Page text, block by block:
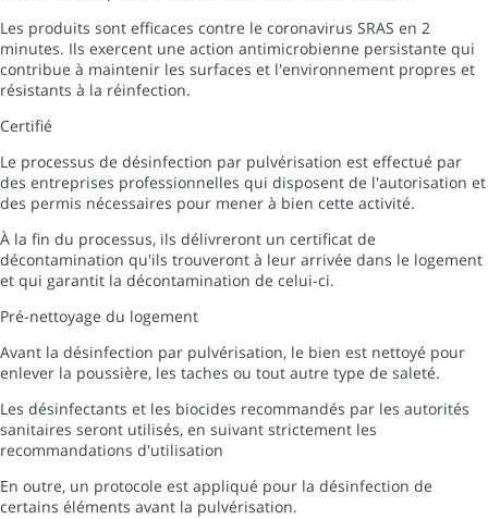
Les produits sont efficaces contre le coronavirus SRAS en 2
minutes. Ils exercent une action antimicrobienne persistante qui
contribue à maintenir les surfaces et l'environnement propres et
résistants à la réinfection.
Certifié
Le processus de désinfection par pulvérisation est effectué par
des entreprises professionnelles qui disposent de l'autorisation et
des permis nécessaires pour mener à bien cette activité.
À la fin du processus, ils délivreront un certificat de
décontamination qu'ils trouveront à leur arrivée dans le logement
et qui garantit la décontamination de celui-ci.
Pré-nettoyage du logement
Avant la désinfection par pulvérisation, le bien est nettoyé pour
enlever la poussière, les taches ou tout autre type de saleté.
Les désinfectants et les biocides recommandés par les autorités
sanitaires seront utilisés, en suivant strictement les
recommandations d'utilisation
En outre, un protocole est appliqué pour la désinfection de
certains éléments avant la pulvérisation.